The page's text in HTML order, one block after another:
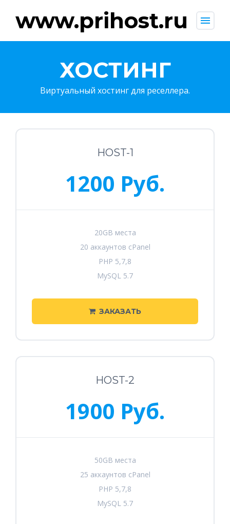
www.prihost.ru menu
ХОСТИНГ
Виртуальный хостинг для реселлера.
HOST-1
1200 Руб.
20GB места
20 аккаунтов cPanel
PHP 5,7,8
MySQL 5.7
ЗАКАЗАТЬ
HOST-2
1900 Руб.
50GB места
25 аккаунтов cPanel
PHP 5,7,8
MySQL 5.7